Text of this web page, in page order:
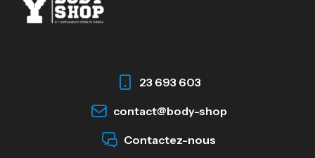
23 693 603
contact@body-shop
Contactez-nous